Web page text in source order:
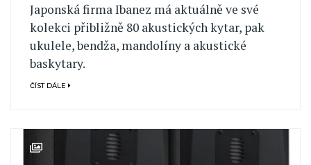
Japonská firma Ibanez má aktuálně ve své
kolekci přibližně 80 akustických kytar, pak
ukulele, bendža, mandolíny a akustické
baskytary.
ČÍST DÁLE